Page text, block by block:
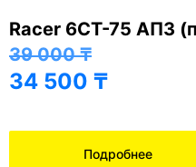
BarsAsia 6СТ-75
(85D26L, правый+)
41 000₸
Подробнее